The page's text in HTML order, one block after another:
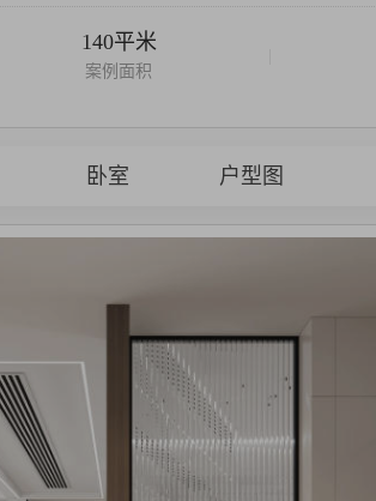
140平米
案例面积
卧室 户型图